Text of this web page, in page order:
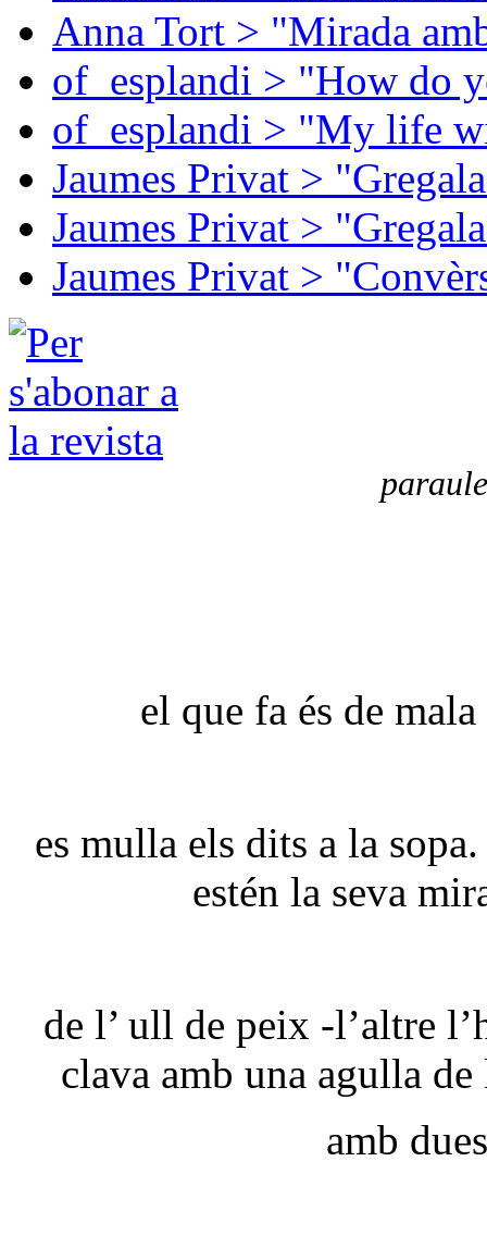
Anna Tort > "Mirada
of_esplandi > "How do
of_esplandi > "My life
Jaumes Privat >
Jaumes Privat >
Jaumes Privat >
el que fa és de
es mulla els dits a la
estén la seva
de l’ ull de peix -l’altre
clava amb una agulla
amb